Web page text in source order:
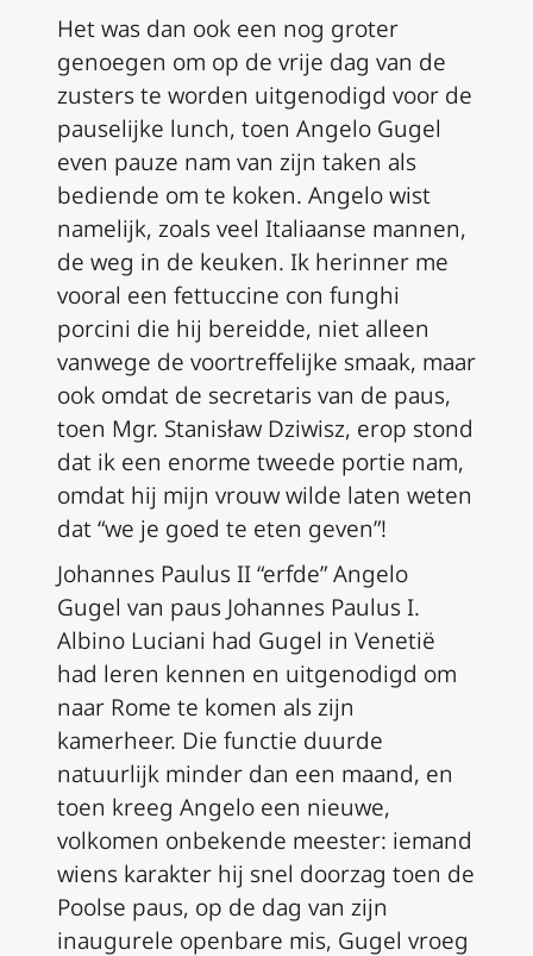
Het was dan ook een nog groter
genoegen om op de vrije dag van de
zusters te worden uitgenodigd voor de
pauselijke lunch, toen Angelo Gugel
even pauze nam van zijn taken als
bediende om te koken. Angelo wist
namelijk, zoals veel Italiaanse mannen,
de weg in de keuken. Ik herinner me
vooral een fettuccine con funghi
porcini die hij bereidde, niet alleen
vanwege de voortreffelijke smaak, maar
ook omdat de secretaris van de paus,
toen Mgr. Stanisław Dziwisz, erop stond
dat ik een enorme tweede portie nam,
omdat hij mijn vrouw wilde laten weten
dat “we je goed te eten geven”!
Johannes Paulus II “erfde” Angelo
Gugel van paus Johannes Paulus I.
Albino Luciani had Gugel in Venetië
had leren kennen en uitgenodigd om
naar Rome te komen als zijn
kamerheer. Die functie duurde
natuurlijk minder dan een maand, en
toen kreeg Angelo een nieuwe,
volkomen onbekende meester: iemand
wiens karakter hij snel doorzag toen de
Poolse paus, op de dag van zijn
inaugurele openbare mis, Gugel vroeg